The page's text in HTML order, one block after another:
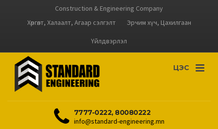
Construction & Engineering Company
Хөргөлт, Халаалт, Агаар сэлгэлт
Эрчим хүч, Цахилгаан
Үйлдвэрлэл
ЦЭС
7777-0222, 80080222
info@standard-engineering.mn